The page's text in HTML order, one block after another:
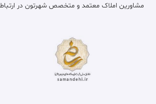
مشاورین املاک معتمد و متخصص شهرتون در